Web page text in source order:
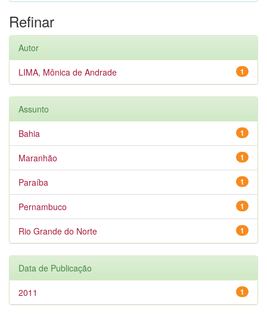
Refinar
Autor
1
LIMA, Mônica de Andrade
Assunto
1
Bahia
1
Maranhão
1
Paraíba
1
Pernambuco
1
Rio Grande do Norte
Data de Publicação
1
2011